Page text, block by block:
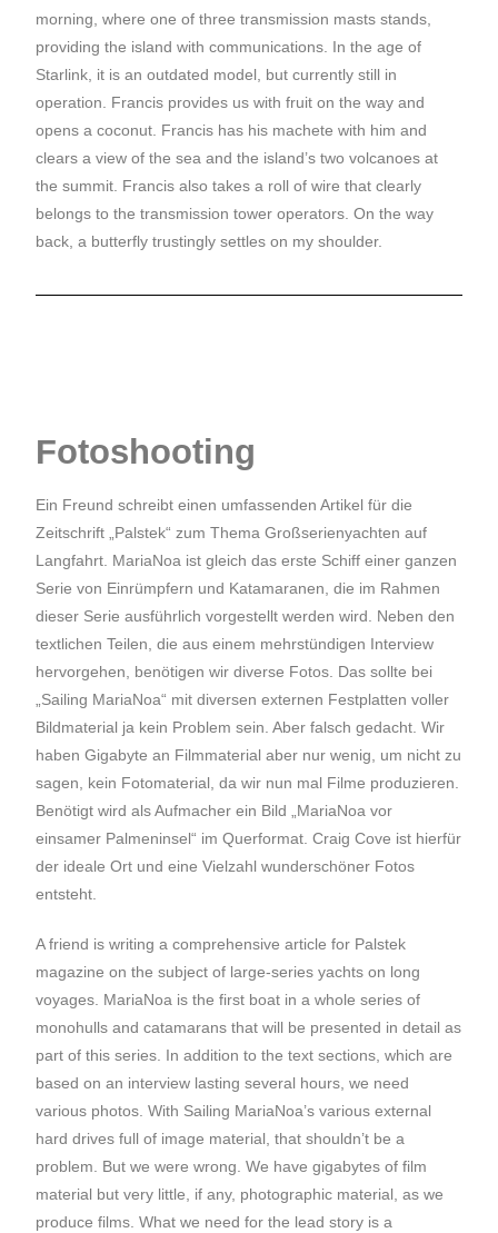
morning, where one of three transmission masts stands,
providing the island with communications. In the age of
Starlink, it is an outdated model, but currently still in
operation. Francis provides us with fruit on the way and
opens a coconut. Francis has his machete with him and
clears a view of the sea and the island’s two volcanoes at
the summit. Francis also takes a roll of wire that clearly
belongs to the transmission tower operators. On the way
back, a butterfly trustingly settles on my shoulder.
Fotoshooting
Ein Freund schreibt einen umfassenden Artikel für die
Zeitschrift „Palstek“ zum Thema Großserienyachten auf
Langfahrt. MariaNoa ist gleich das erste Schiff einer ganzen
Serie von Einrümpfern und Katamaranen, die im Rahmen
dieser Serie ausführlich vorgestellt werden wird. Neben den
textlichen Teilen, die aus einem mehrstündigen Interview
hervorgehen, benötigen wir diverse Fotos. Das sollte bei
„Sailing MariaNoa“ mit diversen externen Festplatten voller
Bildmaterial ja kein Problem sein. Aber falsch gedacht. Wir
haben Gigabyte an Filmmaterial aber nur wenig, um nicht zu
sagen, kein Fotomaterial, da wir nun mal Filme produzieren.
Benötigt wird als Aufmacher ein Bild „MariaNoa vor
einsamer Palmeninsel“ im Querformat. Craig Cove ist hierfür
der ideale Ort und eine Vielzahl wunderschöner Fotos
entsteht.
A friend is writing a comprehensive article for Palstek
magazine on the subject of large-series yachts on long
voyages. MariaNoa is the first boat in a whole series of
monohulls and catamarans that will be presented in detail as
part of this series. In addition to the text sections, which are
based on an interview lasting several hours, we need
various photos. With Sailing MariaNoa’s various external
hard drives full of image material, that shouldn’t be a
problem. But we were wrong. We have gigabytes of film
material but very little, if any, photographic material, as we
produce films. What we need for the lead story is a